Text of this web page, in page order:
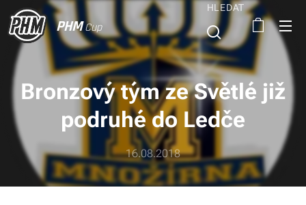
PHMCup
HLEDAT
Bronzový tým ze Světlé již
podruhé do Ledče
16.08.2018